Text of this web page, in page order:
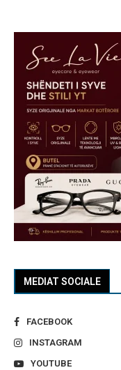
MEDIAT SOCIALE
FACEBOOK
INSTAGRAM
YOUTUBE